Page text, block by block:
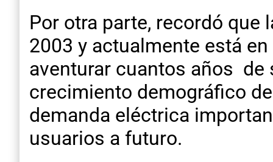
Por otra parte, recordó que
2003 y actualmente está
aventurar cuantos años
crecimiento demográfico
demanda eléctrica
usuarios a futuro.